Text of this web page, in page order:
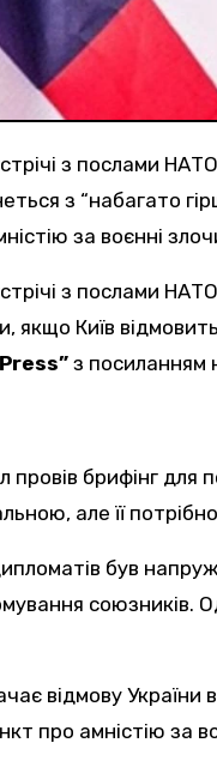
з послами
з “набагато
за воєнні
якщо Київ
з посиланням
провів брифінг
але її
був
союзників.
відмову України
про амністію за